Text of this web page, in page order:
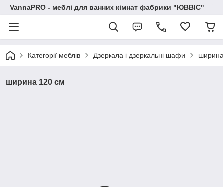
VannaPRO - меблі для ванних кімнат фабрики "ЮВВІС"
Категорії меблів Дзеркала і дзеркальні шафи
ширина 120 см